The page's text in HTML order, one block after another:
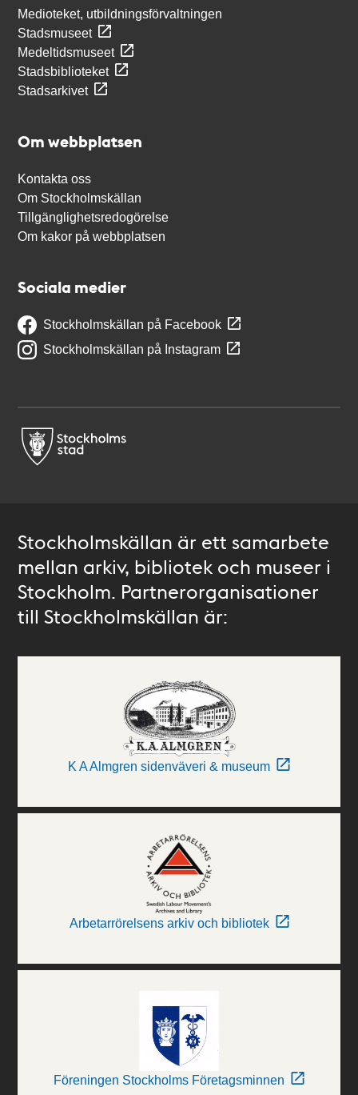
Medioteket, utbildningsförvaltningen
Stadsmuseet
Medeltidsmuseet
Stadsbiblioteket
Stadsarkivet
Om webbplatsen
Kontakta oss
Om Stockholmskällan
Tillgänglighetsredogörelse
Om kakor på webbplatsen
Sociala medier
Stockholmskällan på Facebook
Stockholmskällan på Instagram
Stockholmskällan är ett samarbete
mellan arkiv, bibliotek och museer i
Stockholm. Partnerorganisationer
till Stockholmskällan är:
K A Almgren sidenväveri & museum
Arbetarrörelsens arkiv och bibliotek
Föreningen Stockholms Företagsminnen